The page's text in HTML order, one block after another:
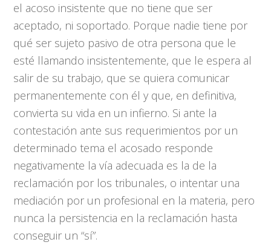
el acoso insistente que no tiene que ser
aceptado, ni soportado. Porque nadie tiene por
qué ser sujeto pasivo de otra persona que le
esté llamando insistentemente, que le espera al
salir de su trabajo, que se quiera comunicar
permanentemente con él y que, en definitiva,
convierta su vida en un infierno. Si ante la
contestación ante sus requerimientos por un
determinado tema el acosado responde
negativamente la vía adecuada es la de la
reclamación por los tribunales, o intentar una
mediación por un profesional en la materia, pero
nunca la persistencia en la reclamación hasta
conseguir un “sí”.